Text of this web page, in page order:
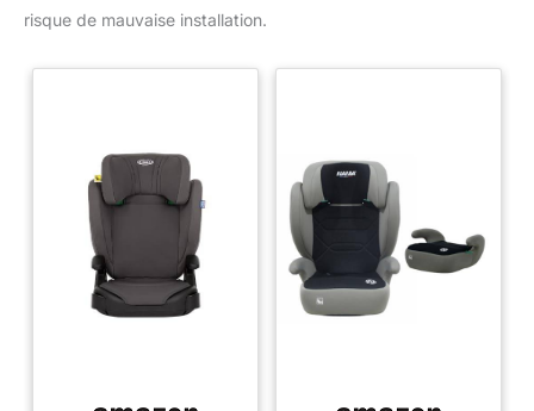
risque de mauvaise installation.